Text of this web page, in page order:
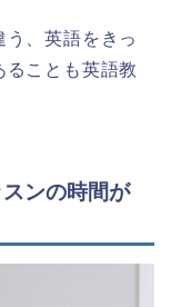
、英語をきっ
ことも英語教
ンの時間が